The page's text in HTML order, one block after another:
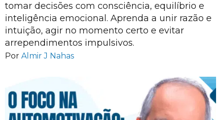
tomar decisões com consciência, equilíbrio e
inteligência emocional. Aprenda a unir razão e
intuição, agir no momento certo e evitar
arrependimentos impulsivos.
Por Almir J Nahas